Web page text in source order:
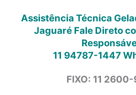
Assistência Técnica
Jaguaré Fale Direto
11 94787-1447
FIXO: 11